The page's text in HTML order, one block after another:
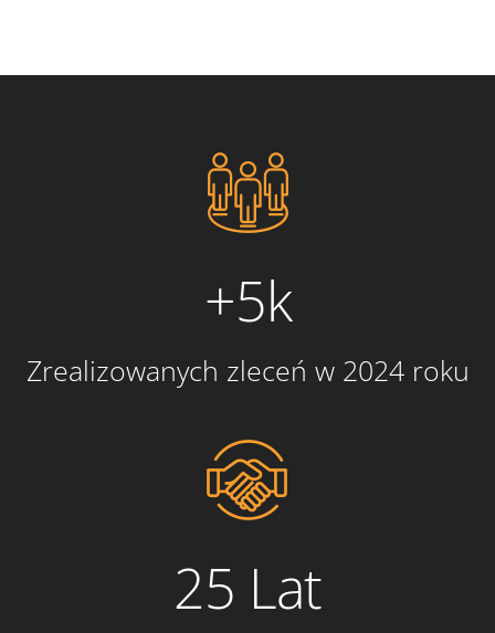
+5k
Zrealizowanych zleceń w 2024 roku
25 Lat